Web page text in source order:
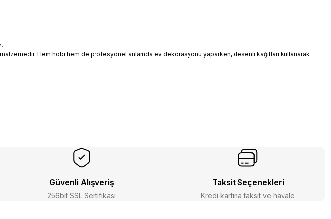
Hem hobi hem de profesyonel anlamda ev dekorasyonu yaparken, desenli kağıtları kullanarak
Güvenli Alışveriş
256bit SSL Sertifikası
Taksit Seçenekleri
Kredi kartına taksit ve havale